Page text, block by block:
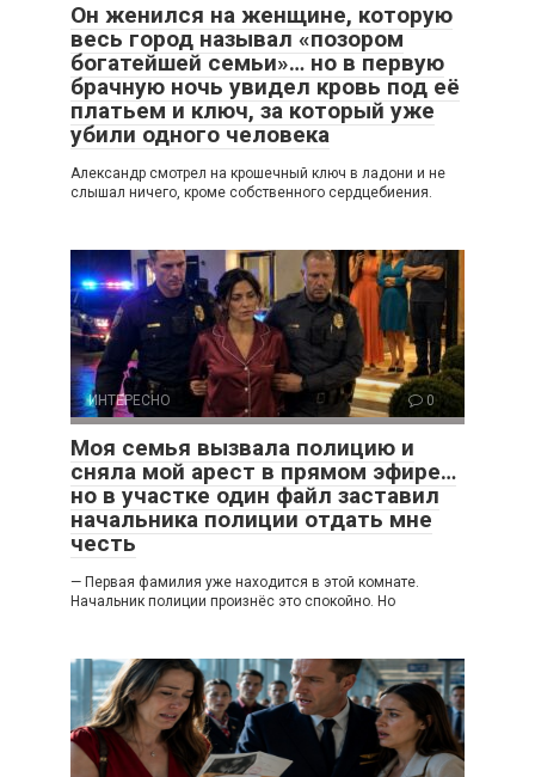
Он женился на женщине, которую
весь город называл «позором
богатейшей семьи»… но в первую
брачную ночь увидел кровь под её
платьем и ключ, за который уже
убили одного человека
Александр смотрел на крошечный ключ в ладони и не
слышал ничего, кроме собственного сердцебиения.
ИНТЕРЕСНО 0
Моя семья вызвала полицию и
сняла мой арест в прямом эфире…
но в участке один файл заставил
начальника полиции отдать мне
честь
— Первая фамилия уже находится в этой комнате.
Начальник полиции произнёс это спокойно. Но